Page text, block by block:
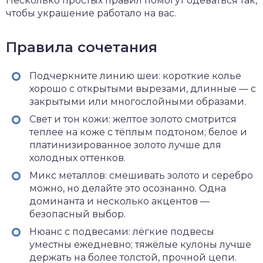
чтобы украшение работало на вас.
Правила сочетания
Подчеркните линию шеи: короткие колье
хорошо с открытыми вырезами, длинные — с
закрытыми или многослойными образами.
Свет и тон кожи: желтое золото смотрится
теплее на коже с тёплым подтоном; белое и
платинизированное золото лучше для
холодных оттенков.
Микс металлов: смешивать золото и серебро
можно, но делайте это осознанно. Одна
доминанта и несколько акцентов —
безопасный выбор.
Нюанс с подвесами: лёгкие подвесы
уместны ежедневно; тяжёлые кулоны лучше
держать на более толстой, прочной цепи.